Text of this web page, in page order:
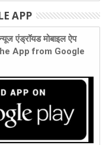
APP
एंड्रॉयड मोबाइल ऐप
App from Google